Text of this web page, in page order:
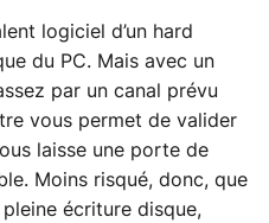
logiciel d’un hard
du PC. Mais avec un
par un canal prévu
vous permet de valider
laisse une porte de
Moins risqué, donc, que
écriture disque,